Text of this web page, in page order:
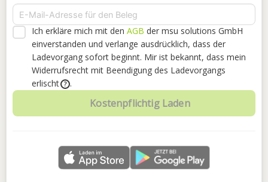
Ich erkläre mich mit den AGB der msu solutions GmbH
einverstanden und verlange ausdrücklich, dass der
Ladevorgang sofort beginnt. Mir ist bekannt, dass mein
Widerrufsrecht mit Beendigung des Ladevorgangs
erlischt
? .
Kostenpflichtig Laden